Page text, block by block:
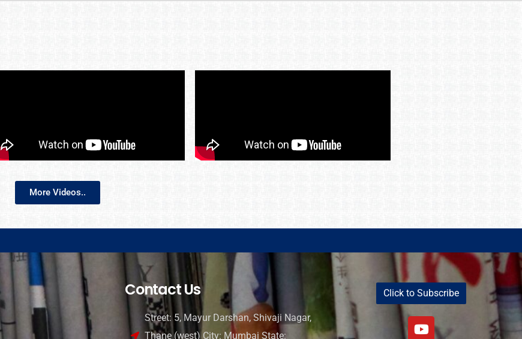
More Videos..
Contact Us
Street: 5, Mayur Darshan, Shivaji Nagar,
Thane (west) City: Mumbai State:
Click to Subscribe